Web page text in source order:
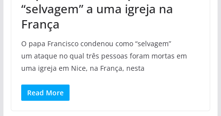
“selvagem” a uma igreja na
França
O papa Francisco condenou como “selvagem”
um ataque no qual três pessoas foram mortas em
uma igreja em Nice, na França, nesta
Read More